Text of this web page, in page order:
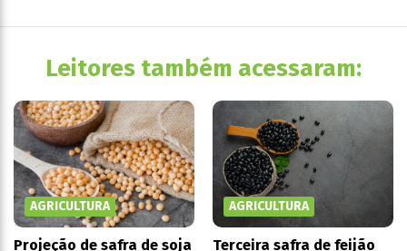
Leitores também acessaram:
AGRICULTURA
Projeção de safra de soja
AGRICULTURA
Terceira safra de feijão